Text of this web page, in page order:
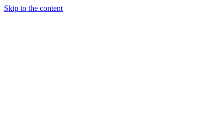
Skip to the content